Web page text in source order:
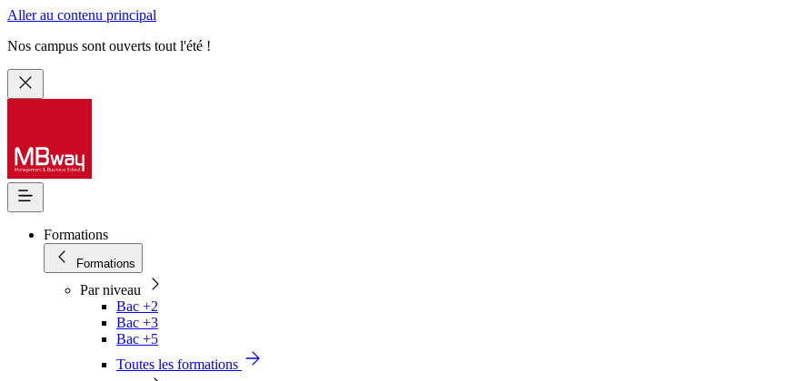
Aller au contenu principal
Nos campus sont ouverts tout l'été !
Formations
Formations
Par niveau
Bac +2
Bac +3
Bac +5
Toutes les formations